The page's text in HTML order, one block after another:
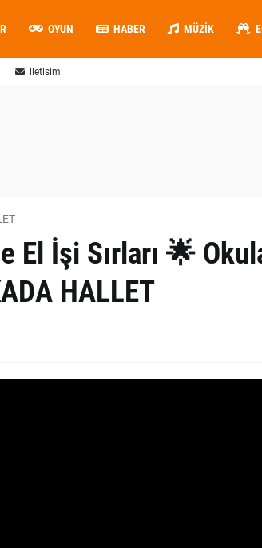
OYUN HABER MÜZIK
iletisim
El İşi Sırları 🌟
HALLET